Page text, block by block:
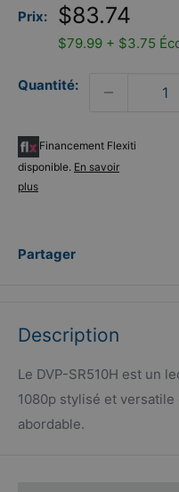
Prix:
Prix
réduit
$83.74
$79.99 + $3.75
Quantité:
Financement Flexiti
disponible. En savoir
plus
Partager
Description
Le DVP-SR510H est un
1080p stylisé et
abordable.